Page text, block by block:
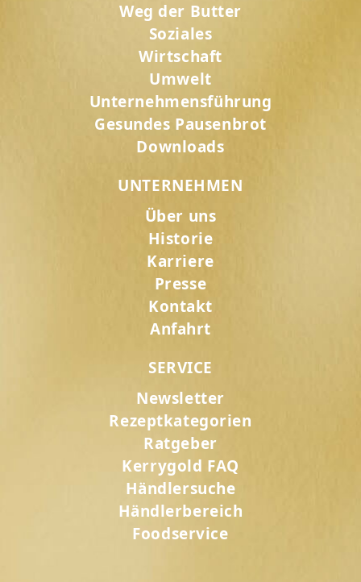
Weg der Butter
Soziales
Wirtschaft
Umwelt
Unternehmensführung
Gesundes Pausenbrot
Downloads
UNTERNEHMEN
Über uns
Historie
Karriere
Presse
Kontakt
Anfahrt
SERVICE
Newsletter
Rezeptkategorien
Ratgeber
Kerrygold FAQ
Händlersuche
Händlerbereich
Foodservice